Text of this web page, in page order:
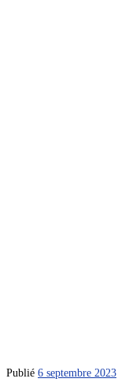
Publié 6 septembre 2023